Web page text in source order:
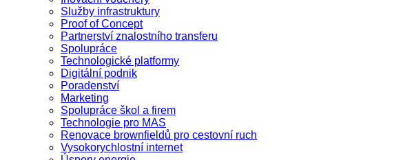
Služby infrastruktury
Proof of Concept
Partnerství znalostního transferu
Spolupráce
Technologické platformy
Digitální podnik
Poradenství
Marketing
Spolupráce škol a firem
Technologie pro MAS
Renovace brownfieldů pro cestovní ruch
Vysokorychlostní internet